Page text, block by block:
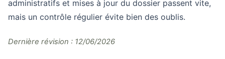
administratifs et mises à jour du dossier passent vite,
mais un contrôle régulier évite bien des oublis.
Dernière révision : 12/06/2026